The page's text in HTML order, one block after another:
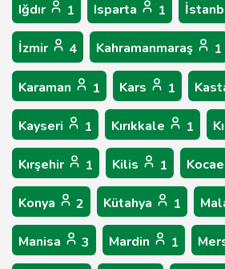
Iğdır 1 Isparta 1
İzmir 4 Kahramanmaraş 1
Karaman 1 Kars 1
Kayseri 1 Kırıkkale 1
Kırşehir 1 Kilis 1
Konya 2 Kütahya 1
Manisa 3 Mardin 1